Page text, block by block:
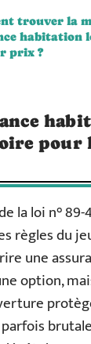
trouver la
habitation
prix ?
pour
la loi n°
règles du
une
option,